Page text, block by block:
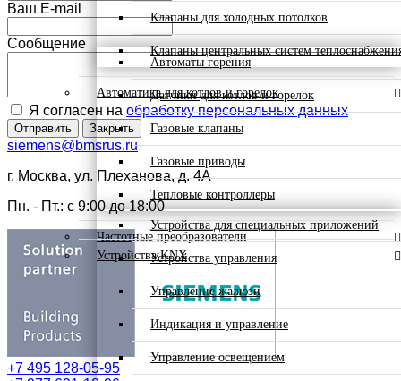
Клапаны для холодных потолков
Клапаны центральных систем
Автоматика для котлов и горелок
Автоматы горения
Датчики для котлов и горелок
Газовые клапаны
Газовые приводы
Тепловые контроллеры
Частотные преобразователи
Устройства KNX
Устройства для специальных приложений
Устройства управления
Управление жалюзи
Индикация и управление
Управление освещением
Ваш E-mail
Сообщение
Я согласен на обработку персональных данных
Отправить Закрыть
siemens@bmsrus.ru
г. Москва, ул. Плеханова, д. 4А
Пн. - Пт.: c 9:00 до 18:00
+7 495 128-05-95